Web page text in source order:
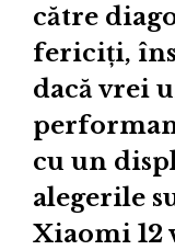
către
fericiți,
dacă vrei
cu un
alegerile
Xiaomi 12